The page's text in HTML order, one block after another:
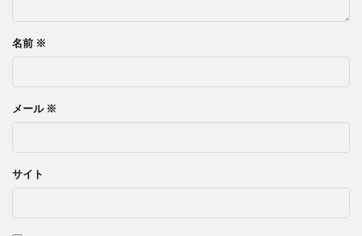
名前 ※
メール ※
サイト